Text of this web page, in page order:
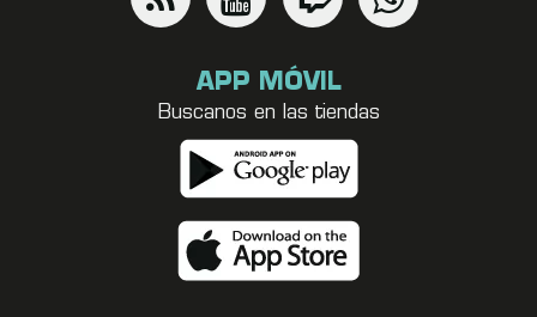
APP MÓVIL
Buscanos en las tiendas